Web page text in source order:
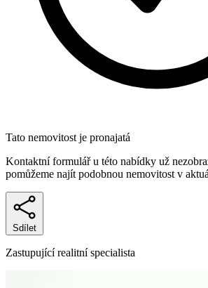
Tato nemovitost je pronajatá
Kontaktní formulář u této nabídky už
pomůžeme najít podobnou nemovitost v
Sdílet
Zastupující realitní specialista